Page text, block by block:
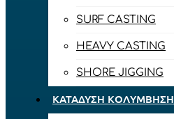
SURF CASTING
HEAVY CASTING
SHORE JIGGING
ΚΑΤΆΔΥΣΗ ΚΟΛΎΜΒΗΣΗ